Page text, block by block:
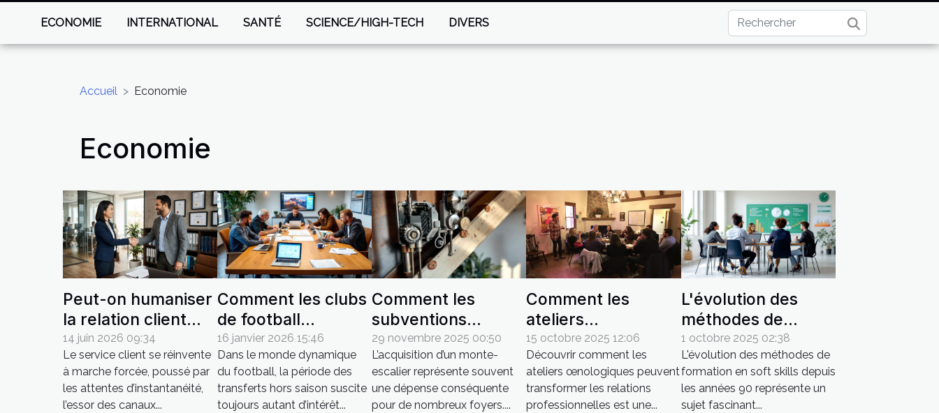
ECONOMIE INTERNATIONAL SANTÉ SCIENCE/HIGH-TECH DIVERS
Accueil Economie
Economie
Peut-on humaniser
la relation client
sans sacrifier la
conformité
juridique ?
14 juin 2026 09:34
Le service client se réinvente
à marche forcée, poussé par
les attentes d’instantanéité,
l’essor des canaux...
Comment les clubs
de football
planifient-ils leurs
transferts hors
saison ?
16 janvier 2026 15:46
Dans le monde dynamique
du football, la période des
transferts hors saison suscite
toujours autant d’intérêt...
Comment les
subventions
réduisent-elles le
coût des monte-
escaliers ?
29 novembre 2025 00:50
L’acquisition d’un monte-
escalier représente souvent
une dépense conséquente
pour de nombreux foyers....
Comment les
ateliers
œnologiques
renforcent-ils les
liens professionnels
?
15 octobre 2025 12:06
Découvrir comment les
ateliers œnologiques peuvent
transformer les relations
professionnelles est une...
L'évolution des
méthodes de
formation en soft
skills depuis les
années 90
1 octobre 2025 02:38
L'évolution des méthodes de
formation en soft skills depuis
les années 90 représente un
sujet fascinant...